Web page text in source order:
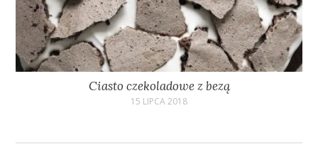
Ciasto czekoladowe z bezą
15 LIPCA 2018